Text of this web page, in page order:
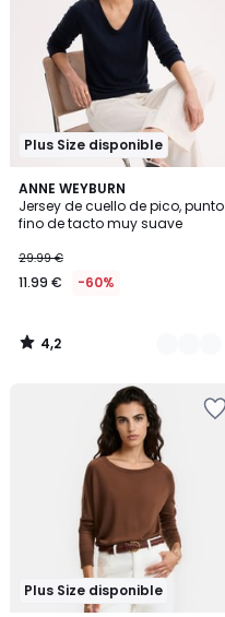
Plus Size disponible
ANNE WEYBURN
Jersey de cuello de pico, punto
fino de tacto muy suave
29.99 €
11.99 € -60%
4,2
/ 5
4
Colores
4,2
/
Plus Size disponible